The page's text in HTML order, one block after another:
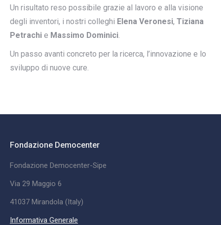
Un risultato reso possibile grazie al lavoro e alla visione
degli inventori, i nostri colleghi Elena Veronesi, Tiziana
Petrachi e Massimo Dominici.
Un passo avanti concreto per la ricerca, l’innovazione e lo
sviluppo di nuove cure.
Fondazione Democenter
Fondazione Democenter-Sipe
Via 29 Maggio 6
41037 Mirandola (Italy)
Informativa Generale